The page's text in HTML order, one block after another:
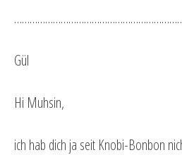
Gül
Hi Muhsin,
ich hab dich ja seit Knobi-Bonbon